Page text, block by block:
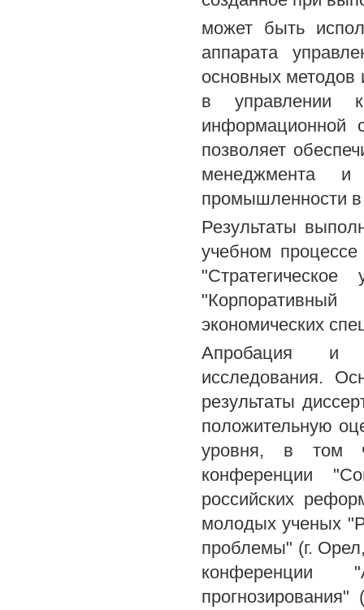
может быть
аппарата
основных методов
в управлении
информационной
позволяет
менеджмента и
промышленности
Результаты
учебном
экономических
Апробация и
исследования.
результаты
положительную
уровня, в том
конференции
российских
молодых ученых
проблемы" (г.
конференции